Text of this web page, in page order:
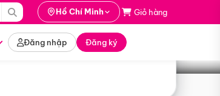
Hồ Chí Minh Giỏ hàng
Đăng nhập Đăng ký
Tìm tour